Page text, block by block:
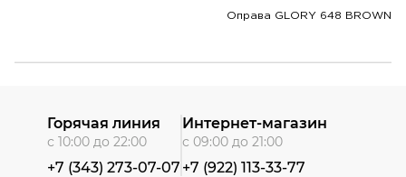
Оправа GLORY 648 BROWN
Горячая линия
с 10:00 до 22:00
+7 (343) 273-07-07
Интернет-магазин
с 09:00 до 21:00
+7 (922) 113-33-77